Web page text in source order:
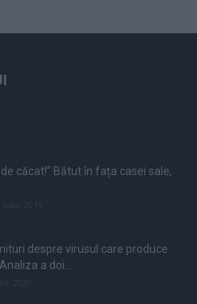
căcat!” Bătut în fața casei sale,
despre virusul care produce
a doi...